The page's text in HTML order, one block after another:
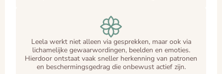
Leela werkt niet alleen via gesprekken, maar ook via
lichamelijke gewaarwordingen, beelden en emoties.
Hierdoor ontstaat vaak sneller herkenning van patronen
en beschermingsgedrag die onbewust actief zijn.